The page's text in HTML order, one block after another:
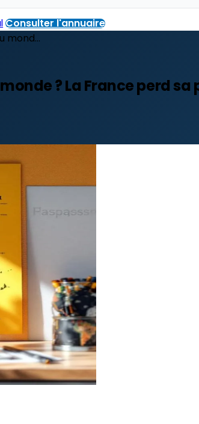
Consulter l'annuaire
mond...
? La France perd